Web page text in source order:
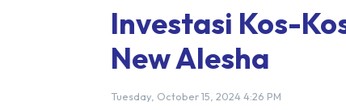
Investasi Kos-
New Alesha
Tuesday, October 15, 2024 4:26 PM